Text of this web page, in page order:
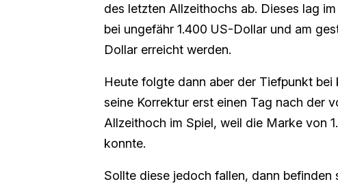
des letzten Allzeithochs ab. Dieses lag
bei ungefähr 1.400 US-Dollar und am
Dollar erreicht werden.
Heute folgte dann aber der Tiefpunkt
seine Korrektur erst einen Tag nach der
Allzeithoch im Spiel, weil die Marke von
konnte.
Sollte diese jedoch fallen, dann